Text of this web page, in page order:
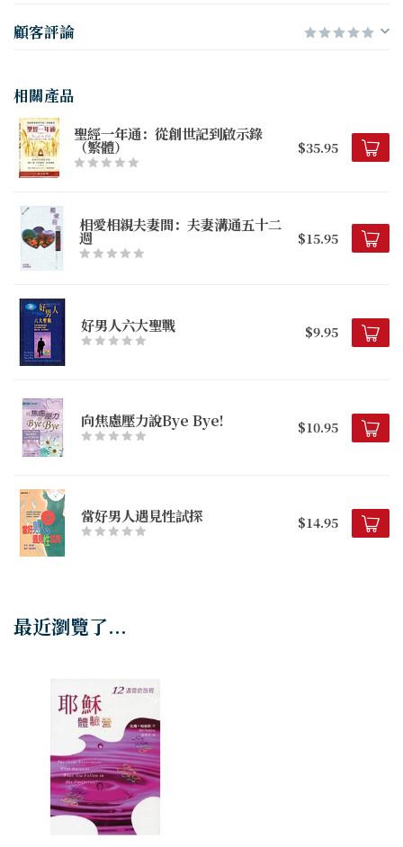
顧客評論
相關產品
聖經一年通：從創世記到啟示錄
（繁體） $35.95
相愛相親夫妻間：夫妻溝通五十二
週 $15.95
好男人六大聖戰 $9.95
向焦慮壓力說Bye Bye! $10.95
當好男人遇見性試探 $14.95
最近瀏覽了...